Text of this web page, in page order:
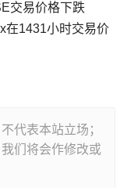
交易价格下跌
在1431小时交易价
代表本站立场；
们将会作修改或